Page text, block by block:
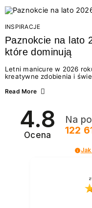
Motywem przewodnim
letnich momentów. Z tej
wyjątkowego: wielki
najgorętszych trendów w...
INSPIRACJE
Paznokcie na lato
które dominują
Letni manicure w 2026
kreatywne zdobienia i
zarówno energetycznych
2026? Znajdź inspirację
Read More
4.8
Ocena
Na
122